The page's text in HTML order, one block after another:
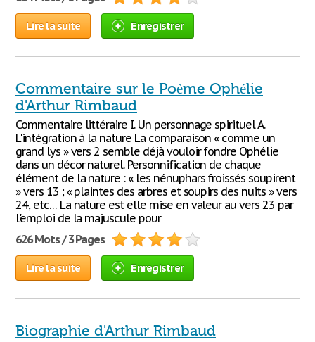
Lire la suite Enregistrer
Commentaire sur le Poème Ophélie
d'Arthur Rimbaud
Commentaire littéraire I. Un personnage spirituel A.
L'intégration à la nature La comparaison « comme un
grand lys » vers 2 semble déjà vouloir fondre Ophélie
dans un décor naturel. Personnification de chaque
élément de la nature : « les nénuphars froissés soupirent
» vers 13 ; « plaintes des arbres et soupirs des nuits » vers
24, etc… La nature est elle mise en valeur au vers 23 par
l'emploi de la majuscule pour
626 Mots / 3 Pages
Lire la suite Enregistrer
Biographie d'Arthur Rimbaud